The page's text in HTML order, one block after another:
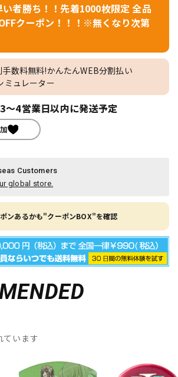
者勝ち！！先着1000枚限定 全品
クーポン！！！※無くなり次第
数料無料!かんたんWEB分割払い
ミュレーター
～4営業日以内に発送予定
Customers
global store.
ンあるかも"クーポンBOX"を確認
ています